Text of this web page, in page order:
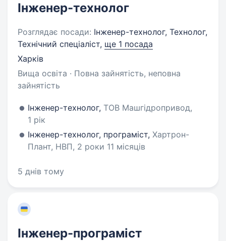
Інженер-технолог
Розглядає посади: Інженер-технолог, Технолог,
Технічний спеціаліст, ще 1 посада
Харків
Вища освіта · Повна зайнятість, неповна
зайнятість
Інженер-технолог, ТОВ Машгідропривод,
1 рік
Інженер-технолог, програміст, Хартрон-
Плант, НВП, 2 роки 11 місяців
5 днів тому
Інженер-програміст